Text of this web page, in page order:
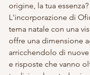
origine, la tua essenza?
L'incorporazione di
tema natale con una
offre una dimensione
arricchendolo di
e risposte che vanno